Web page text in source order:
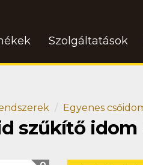
Szolgáltatások
Egyenes
szűkítő idom